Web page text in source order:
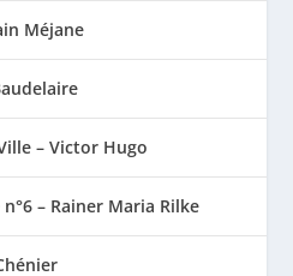
Méjane
– Victor Hugo
– Rainer Maria Rilke